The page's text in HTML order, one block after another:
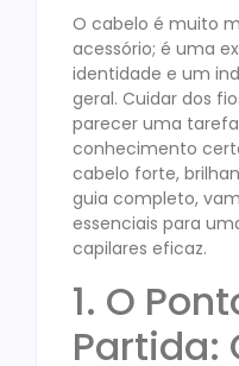
O cabelo é muito
acessório; é uma
identidade e um
geral. Cuidar dos
parecer uma
conhecimento
cabelo forte,
guia completo,
essenciais para
capilares eficaz.
1. O
Partida: